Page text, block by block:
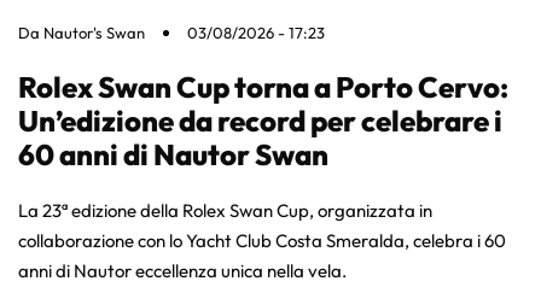
Da Nautor's Swan 03/08/2026 - 17:23
Rolex Swan Cup torna a Porto Cervo:
Un’edizione da record per celebrare i
60 anni di Nautor Swan
La 23ª edizione della Rolex Swan Cup, organizzata in
collaborazione con lo Yacht Club Costa Smeralda, celebra i 60
anni di Nautor eccellenza unica nella vela.